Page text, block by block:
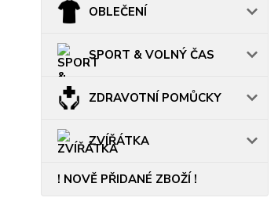
OBLEČENÍ
SPORT & VOLNÝ ČAS
ZDRAVOTNÍ POMŮCKY
ZVÍŘÁTKA
! NOVĚ PŘIDANÉ ZBOŽÍ !